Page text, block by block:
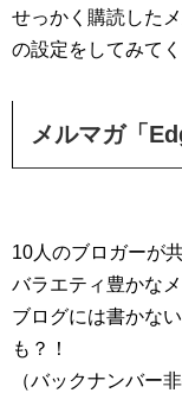
せっかく購読した
の設定をしてみてく
メルマガ「
10人のブロガーが
バラエティ豊かな
ブログには書かな
も？！
（バックナンバー